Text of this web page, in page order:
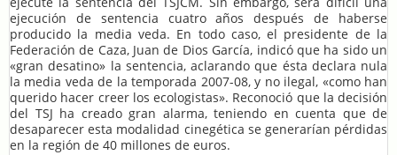
ejecución de sentencia cuatro años después de haberse
producido la media veda. En todo caso, el presidente de la
Federación de Caza, Juan de Dios García, indicó que ha sido un
«gran desatino» la sentencia, aclarando que ésta declara nula
la media veda de la temporada 2007-08, y no ilegal, «como han
querido hacer creer los ecologistas». Reconoció que la decisión
del TSJ ha creado gran alarma, teniendo en cuenta que de
desaparecer esta modalidad cinegética se generarían pérdidas
en la región de 40 millones de euros.